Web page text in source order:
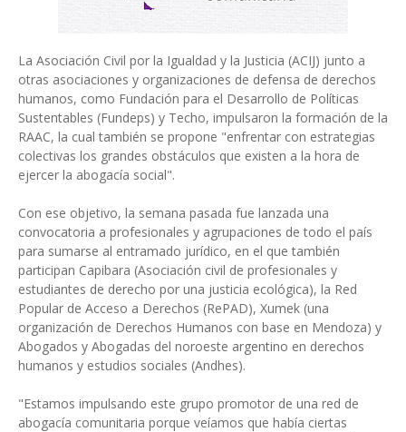
La Asociación Civil por la Igualdad y la Justicia (ACIJ) junto a
otras asociaciones y organizaciones de defensa de derechos
humanos, como Fundación para el Desarrollo de Políticas
Sustentables (Fundeps) y Techo, impulsaron la formación de la
RAAC, la cual también se propone "enfrentar con estrategias
colectivas los grandes obstáculos que existen a la hora de
ejercer la abogacía social".
Con ese objetivo, la semana pasada fue lanzada una
convocatoria a profesionales y agrupaciones de todo el país
para sumarse al entramado jurídico, en el que también
participan Capibara (Asociación civil de profesionales y
estudiantes de derecho por una justicia ecológica), la Red
Popular de Acceso a Derechos (RePAD), Xumek (una
organización de Derechos Humanos con base en Mendoza) y
Abogados y Abogadas del noroeste argentino en derechos
humanos y estudios sociales (Andhes).
"Estamos impulsando este grupo promotor de una red de
abogacía comunitaria porque veíamos que había ciertas